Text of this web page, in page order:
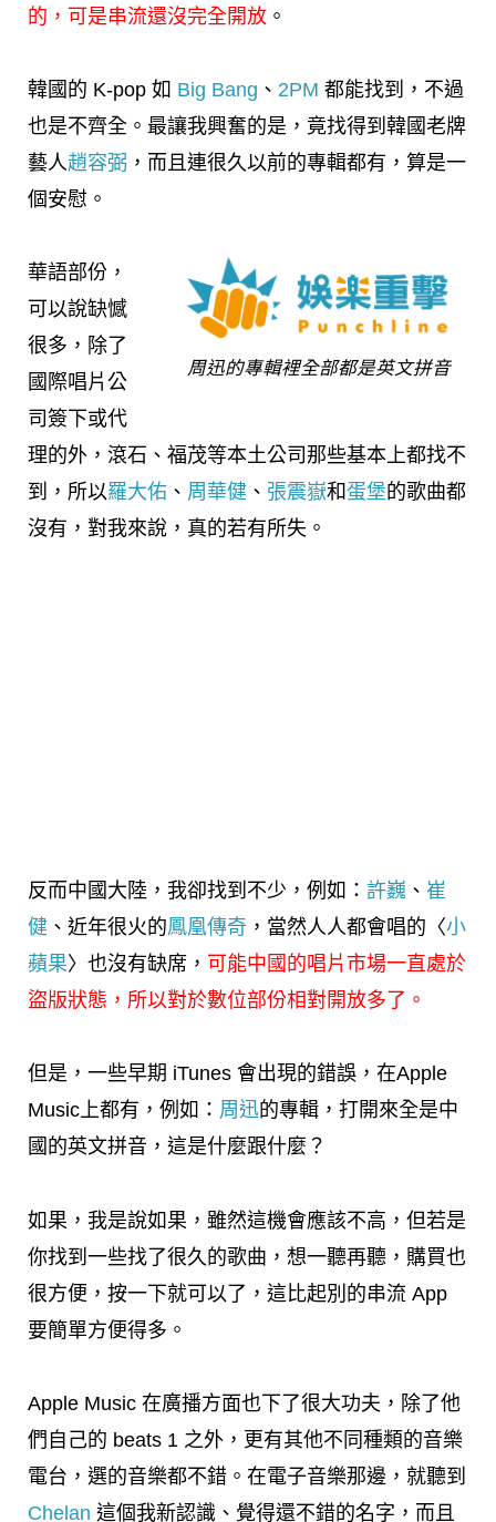
的，可是串流還沒完全開放 。
韓國的 K-pop 如 Big Bang 、 2PM 都能找到，不過
也是不齊全。最讓我興奮的是，竟找得到韓國老牌
藝人趙容弼 ，而且連很久以前的專輯都有，算是一
個安慰。
周迅的專輯裡全部都是英文拼音
華語部份，
可以說缺憾
很多，除了
國際唱片公
司簽下或代
理的外，滾石、福茂等本土公司那些基本上都找不
到，所以羅大佑 、 周華健 、 張震嶽和蛋堡的歌曲都
沒有，對我來說，真的若有所失。
反而中國大陸，我卻找到不少，例如： 許巍 、 崔
健 、近年很火的鳳凰傳奇 ，當然人人都會唱的〈小
蘋果〉也沒有缺席， 可能中國的唱片市場一直處於
盜版狀態，所以對於數位部份相對開放多了。
但是，一些早期 iTunes 會出現的錯誤，在Apple
Music上都有，例如： 周迅的專輯，打開來全是中
國的英文拼音，這是什麼跟什麼？
如果，我是說如果，雖然這機會應該不高，但若是
你找到一些找了很久的歌曲，想一聽再聽，購買也
很方便，按一下就可以了，這比起別的串流 App
要簡單方便得多。
Apple Music 在廣播方面也下了很大功夫，除了他
們自己的 beats 1 之外，更有其他不同種類的音樂
電台，選的音樂都不錯。在電子音樂那邊，就聽到
Chelan 這個我新認識、覺得還不錯的名字，而且